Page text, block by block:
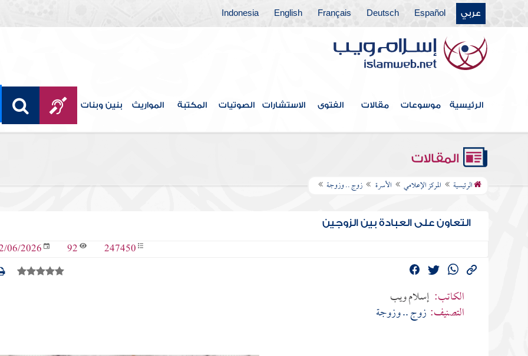
عربي Español
Deutsch
Français
English
Indonesia
الرئيسية موسوعات مقالات الفتوى الاستشارات الصوتيات المكتبة المواريث بنين وبنات
المقالات
الرئيسية المركز الإعلامي الأسرة زوج .. وزوجة
التعاون على العبادة بين الزوجين
247450
92
06/2026
الكاتب: إسلام ويب
التصنيف: زوج .. وزوجة